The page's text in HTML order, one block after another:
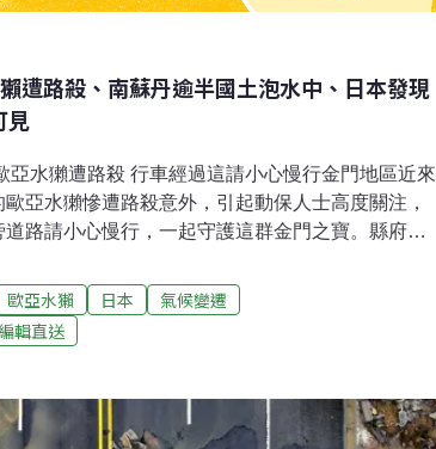
遭路殺、南蘇丹逾半國土泡水中、日本發現
見
亞水獺遭路殺 行車經過這請小心慢行金門地區近來
亞水獺慘遭路殺意外，引起動保人士高度關注，
路請小心慢行，一起守護這群金門之寶。縣府除
蓮清除作業，並與在地社區合作共同巡守，維護
時報報導）狒狒出沒桃園 農業局再次鑑定物種為
遊蕩，牠的物種從「東非狒狒」一度被修改為
「東非狒狒」。狒狒為野生保育類動物，依《野
學術研究或教育目的，且經中央主管機關許可者才
歐亞水獺 日本
氣候變遷
輯直送